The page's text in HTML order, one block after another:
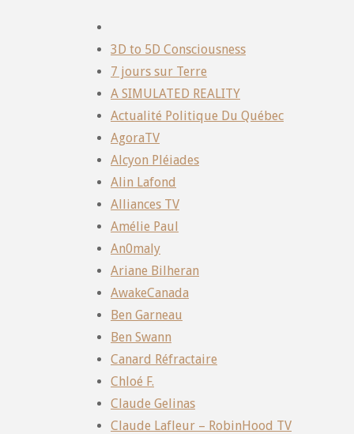
3D to 5D Consciousness
7 jours sur Terre
A SIMULATED REALITY
Actualité Politique Du Québec
AgoraTV
Alcyon Pléiades
Alin Lafond
Alliances TV
Amélie Paul
An0maly
Ariane Bilheran
AwakeCanada
Ben Garneau
Ben Swann
Canard Réfractaire
Chloé F.
Claude Gelinas
Claude Lafleur – RobinHood TV